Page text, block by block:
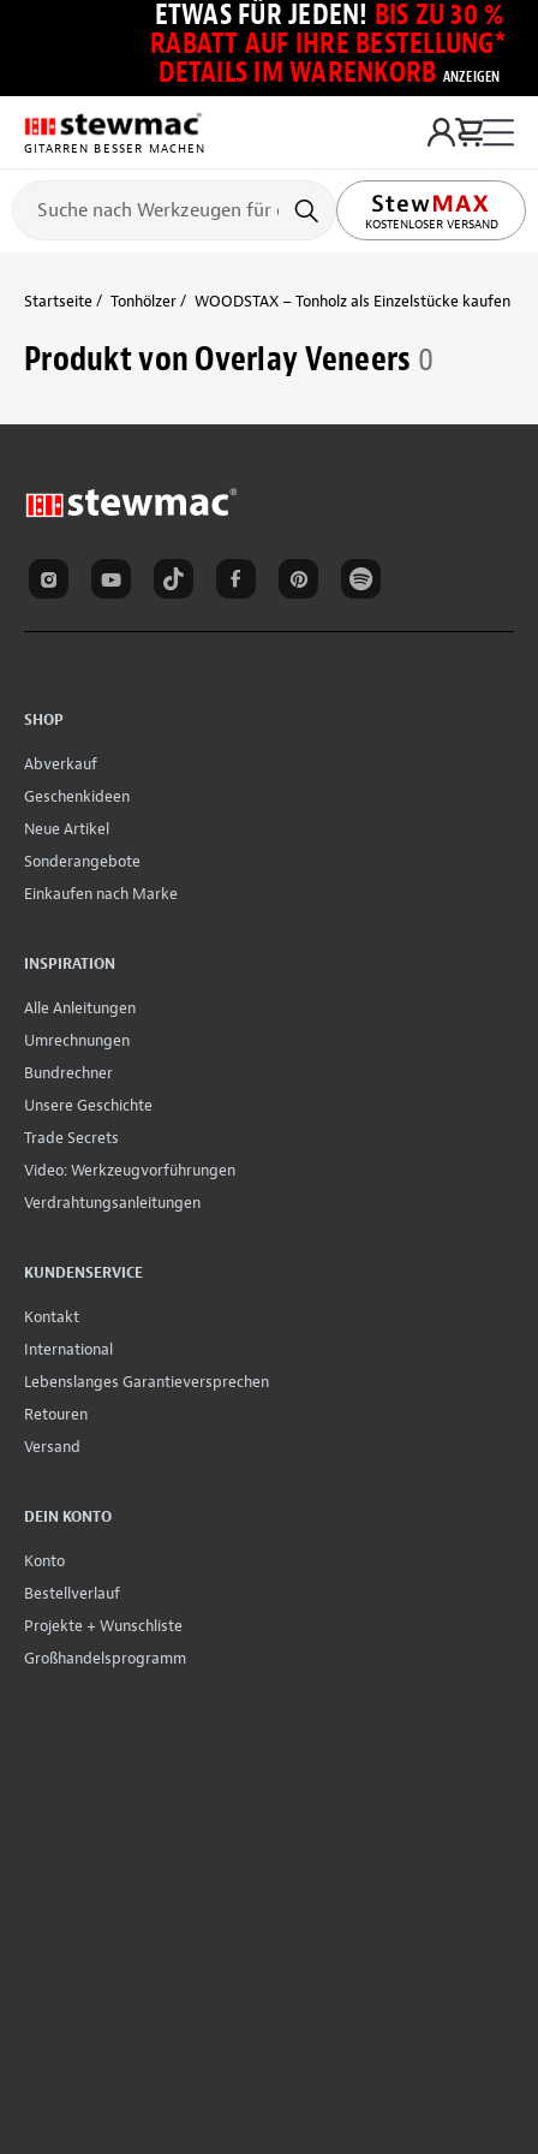
ETWAS FÜR JEDEN! BIS ZU 30 %
RABATT AUF IHRE BESTELLUNG*
DETAILS IM WARENKORB ANZEIGEN
GITARREN BESSER MACHEN
KOSTENLOSER VERSAND
Startseite Tonhölzer WOODSTAX – Tonholz als Einzelstücke kaufen
Produkt von Overlay Veneers 0
SHOP
Abverkauf
Geschenkideen
Neue Artikel
Sonderangebote
Einkaufen nach Marke
INSPIRATION
Alle Anleitungen
Umrechnungen
Bundrechner
Unsere Geschichte
Trade Secrets
Video: Werkzeugvorführungen
Verdrahtungsanleitungen
KUNDENSERVICE
Kontakt
International
Lebenslanges Garantieversprechen
Retouren
Versand
DEIN KONTO
Konto
Bestellverlauf
Projekte + Wunschliste
Großhandelsprogramm